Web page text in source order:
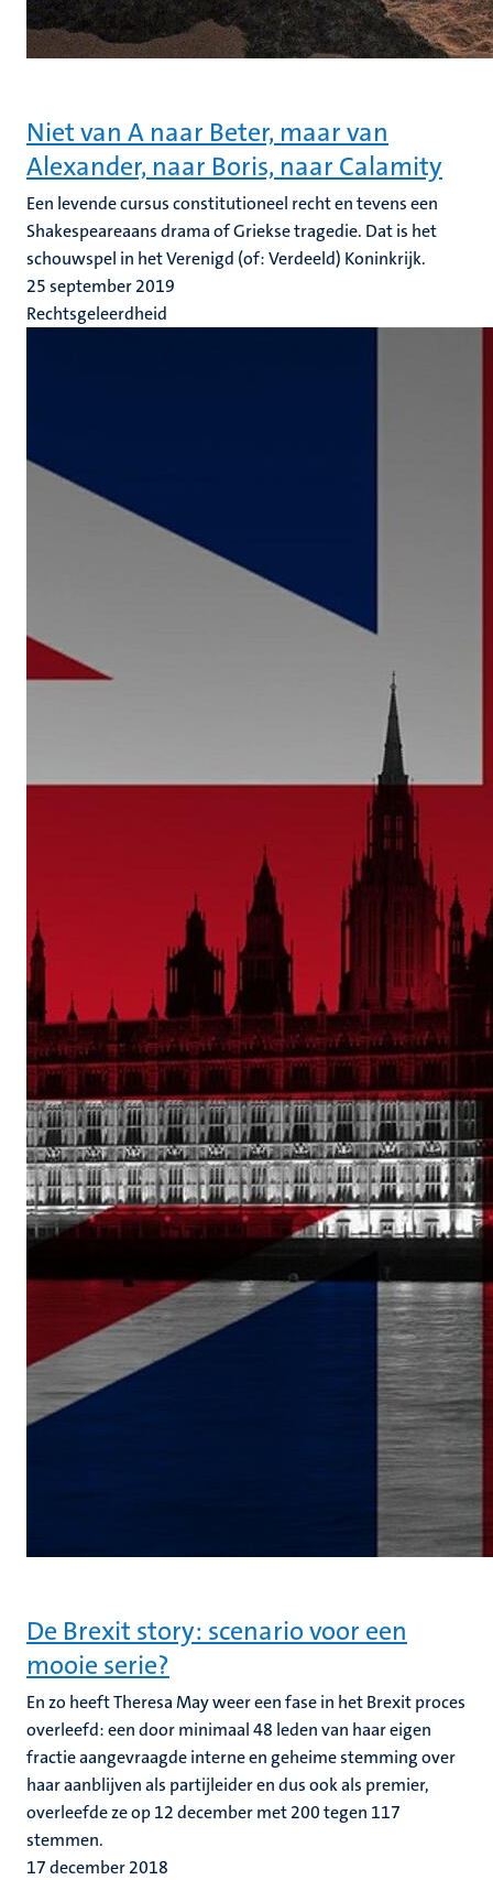
Niet van A naar Beter, maar van
Alexander, naar Boris, naar Calamity
Een levende cursus constitutioneel recht en tevens een
Shakespeareaans drama of Griekse tragedie. Dat is het
schouwspel in het Verenigd (of: Verdeeld) Koninkrijk.
25 september 2019
Rechtsgeleerdheid
De Brexit story: scenario voor een
mooie serie?
En zo heeft Theresa May weer een fase in het Brexit proces
overleefd: een door minimaal 48 leden van haar eigen
fractie aangevraagde interne en geheime stemming over
haar aanblijven als partijleider en dus ook als premier,
overleefde ze op 12 december met 200 tegen 117
stemmen.
17 december 2018